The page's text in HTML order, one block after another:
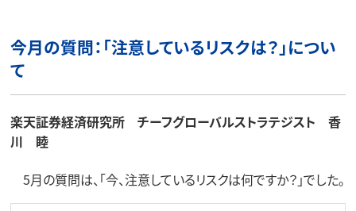
今月の質問：「注意しているリスクは？」につい
て
楽天証券経済研究所 チーフグローバルストラテジスト 香
川 睦
5月の質問は、「今、注意しているリスクは何ですか？」でした。